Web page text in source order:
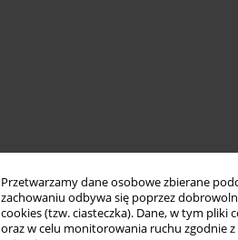
Przetwarzamy dane osobowe zbierane
zachowaniu odbywa się poprzez
cookies (tzw. ciasteczka). Dane, w tym pliki
oraz w celu monitorowania ruchu zgodnie z